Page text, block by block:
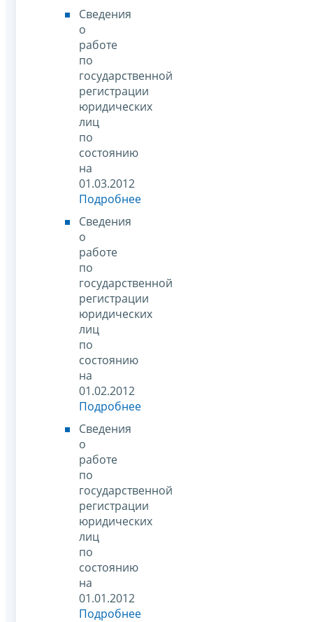
Сведения
о
работе
по
государственной
регистрации
юридических
лиц
по
состоянию
на
01.03.2012
Подробнее
Сведения
о
работе
по
государственной
регистрации
юридических
лиц
по
состоянию
на
01.02.2012
Подробнее
Сведения
о
работе
по
государственной
регистрации
юридических
лиц
по
состоянию
на
01.01.2012
Подробнее